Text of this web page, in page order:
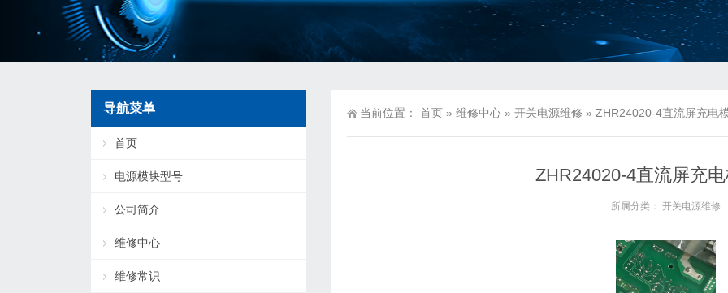
当前位置： 首页 » 维修中心 » 开关电源维修 » ZHR24020-4直流屏充电
ZHR24020-4直流屏充
所属分类： 开关电源维修
导航菜单
首页
电源模块型号
公司简介
维修中心
维修常识